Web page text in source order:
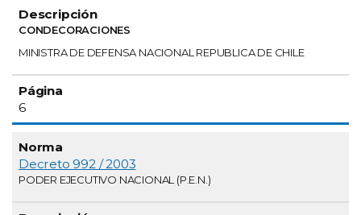
CONDECORACIONES
MINISTRA DE DEFENSA NACIONAL REPUBLICA DE CHILE
6
Decreto 992 / 2003
PODER EJECUTIVO NACIONAL (P.E.N.)